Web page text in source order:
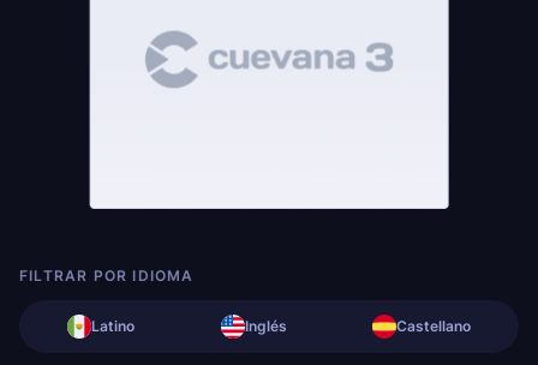
FILTRAR POR IDIOMA
Latino Inglés Castellano